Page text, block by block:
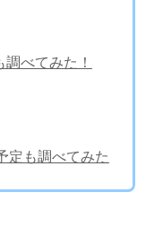
べてみた！
定も調べてみた